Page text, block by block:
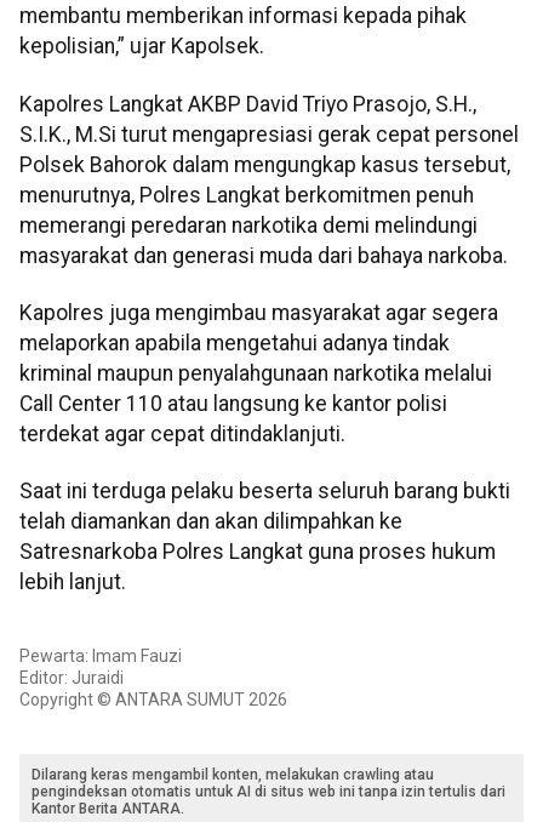
membantu memberikan informasi kepada pihak
kepolisian,” ujar Kapolsek.
Kapolres Langkat AKBP David Triyo Prasojo, S.H.,
S.I.K., M.Si turut mengapresiasi gerak cepat personel
Polsek Bahorok dalam mengungkap kasus tersebut,
menurutnya, Polres Langkat berkomitmen penuh
memerangi peredaran narkotika demi melindungi
masyarakat dan generasi muda dari bahaya narkoba.
Kapolres juga mengimbau masyarakat agar segera
melaporkan apabila mengetahui adanya tindak
kriminal maupun penyalahgunaan narkotika melalui
Call Center 110 atau langsung ke kantor polisi
terdekat agar cepat ditindaklanjuti.
Saat ini terduga pelaku beserta seluruh barang bukti
telah diamankan dan akan dilimpahkan ke
Satresnarkoba Polres Langkat guna proses hukum
lebih lanjut.
Pewarta: Imam Fauzi
Editor: Juraidi
Copyright © ANTARA SUMUT 2026
Dilarang keras mengambil konten, melakukan crawling atau
pengindeksan otomatis untuk AI di situs web ini tanpa izin tertulis dari
Kantor Berita ANTARA.